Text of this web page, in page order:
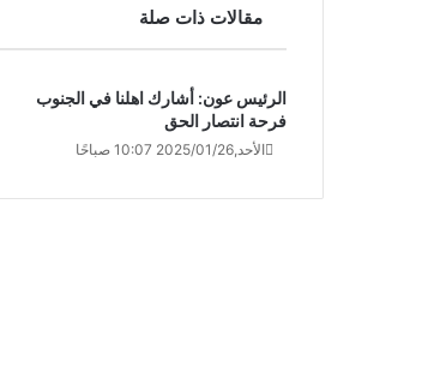
مقالات ذات صلة
الرئيس عون: أشارك اهلنا في الجنوب
فرحة انتصار الحق
الأحد,2025/01/26 10:07 صباحًا